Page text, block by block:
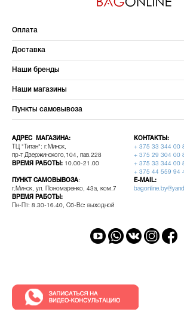
Оплата
Доставка
Наши бренды
Наши магазины
Пункты самовывоза
АДРЕС МАГАЗИНА:
ТЦ "Титан": г.Минск,
пр-т Дзержинского,104, пав.228
ВРЕМЯ РАБОТЫ: 10.00-21.00
ПУНКТ САМОВЫВОЗА:
г.Минск, ул. Пономаренко, 43а, ком.7
ВРЕМЯ РАБОТЫ:
Пн-Пт: 8.30-16.40, Сб-Вс: выходной
КОНТАКТЫ:
+ 375 33 344 00
+ 375 29 304 00
+ 375 33 344 00
+ 375 44 559 94
E-MAIL: